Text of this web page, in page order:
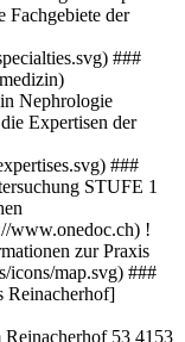
Fachgebiete der
###
Nephrologie
Expertisen der
###
STUFE 1
www.onedoc.ch) !
zur Praxis
icons/map.svg) ###
Reinacherhof]
53 4153